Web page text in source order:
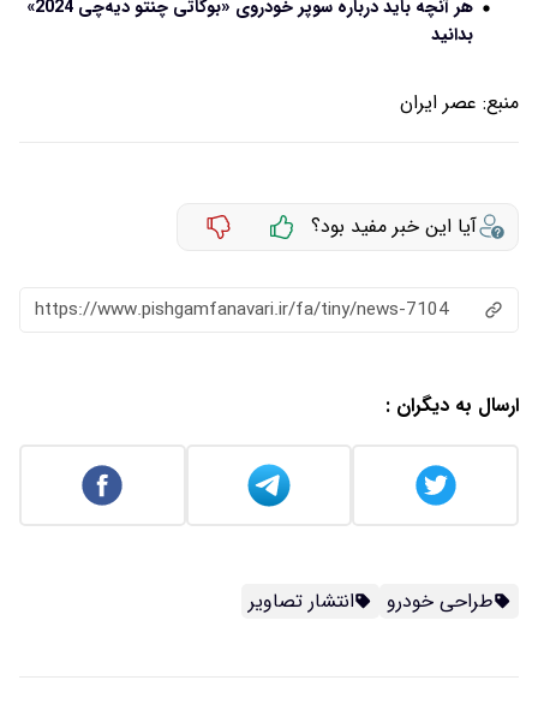
هر آنچه باید درباره سوپر خودروی «بوگاتی چنتو دیه‌چی 2024»
بدانید
منبع: عصر ایران
آیا این خبر مفید بود؟
https://www.pishgamfanavari.ir/fa/tiny/news-7104
ارسال به دیگران :
طراحی خودرو انتشار تصاویر